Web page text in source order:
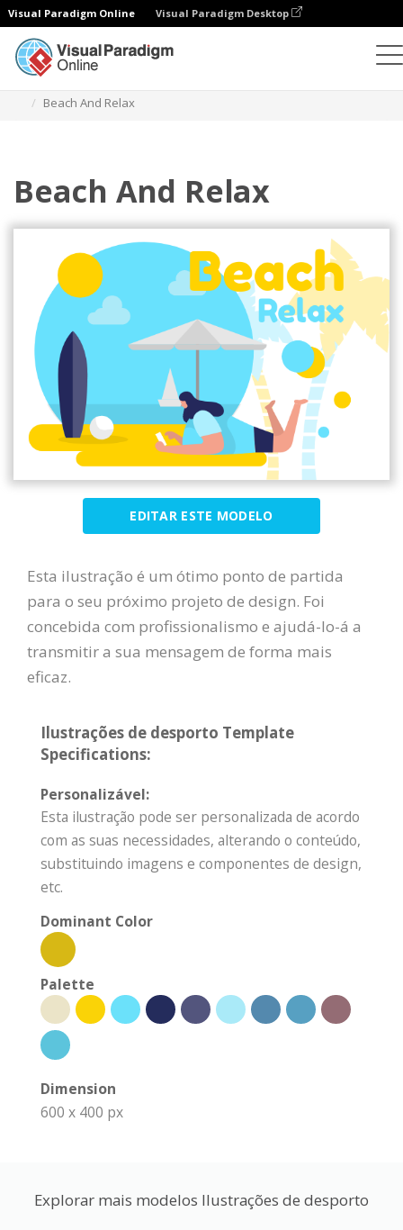
Visual Paradigm Online Visual Paradigm Desktop
Beach And Relax
Beach And Relax
EDITAR ESTE MODELO
Esta ilustração é um ótimo ponto de partida
para o seu próximo projeto de design. Foi
concebida com profissionalismo e ajudá-lo-á a
transmitir a sua mensagem de forma mais
eficaz.
Ilustrações de desporto Template
Specifications:
Personalizável:
Esta ilustração pode ser personalizada de acordo
com as suas necessidades, alterando o conteúdo,
substituindo imagens e componentes de design,
etc.
Dominant Color
Palette
Dimension
600 x 400 px
Explorar mais modelos Ilustrações de desporto